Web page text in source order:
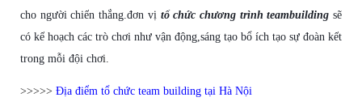
cho người chiến thắng.đơn vị tổ chức chương trình teambuilding sẽ
có kế hoạch các trò chơi như vận động,sáng tạo bổ ích tạo sự đoàn kết
trong mỗi đội chơi.
>>>>> Địa điểm tổ chức team building tại Hà Nội